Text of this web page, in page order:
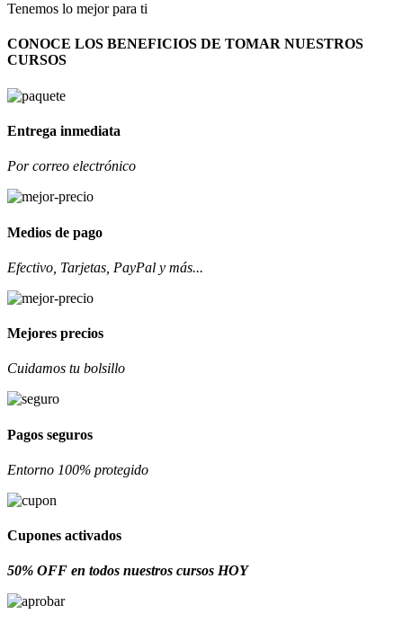
Tenemos lo mejor para ti
CONOCE LOS BENEFICIOS DE TOMAR NUESTROS
CURSOS
Entrega inmediata
Por correo electrónico
Medios de pago
Efectivo, Tarjetas, PayPal y más...
Mejores precios
Cuidamos tu bolsillo
Pagos seguros
Entorno 100% protegido
Cupones activados
50% OFF en todos nuestros cursos HOY